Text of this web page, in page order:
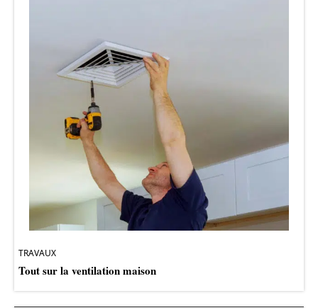
TRAVAUX
Tout sur la ventilation maison